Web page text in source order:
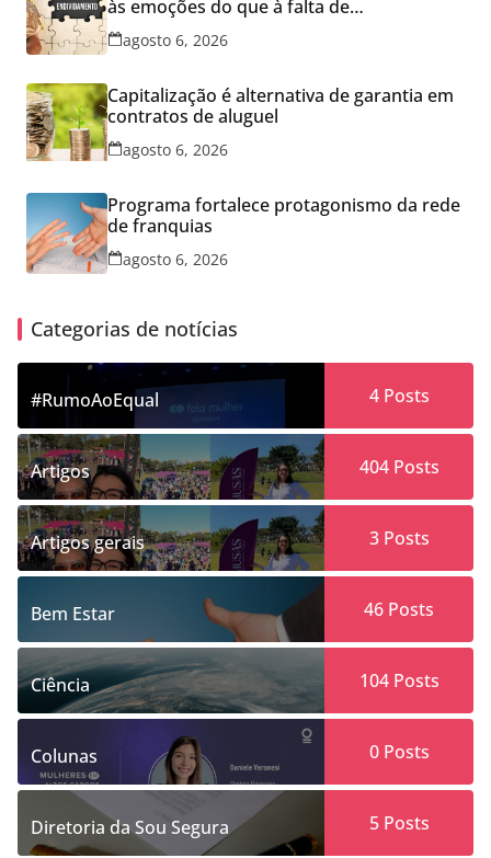
às emoções do que à falta de
conhecimento
agosto 6, 2026
Capitalização é alternativa de garantia em
contratos de aluguel
agosto 6, 2026
Programa fortalece protagonismo da rede
de franquias
agosto 6, 2026
Categorias de notícias
#RumoAoEqual 4Posts
Artigos 404Posts
Artigos gerais 3Posts
Bem Estar 46 Posts
Ciência 104Posts
Colunas 0Posts
Diretoria da Sou Segura 5Posts